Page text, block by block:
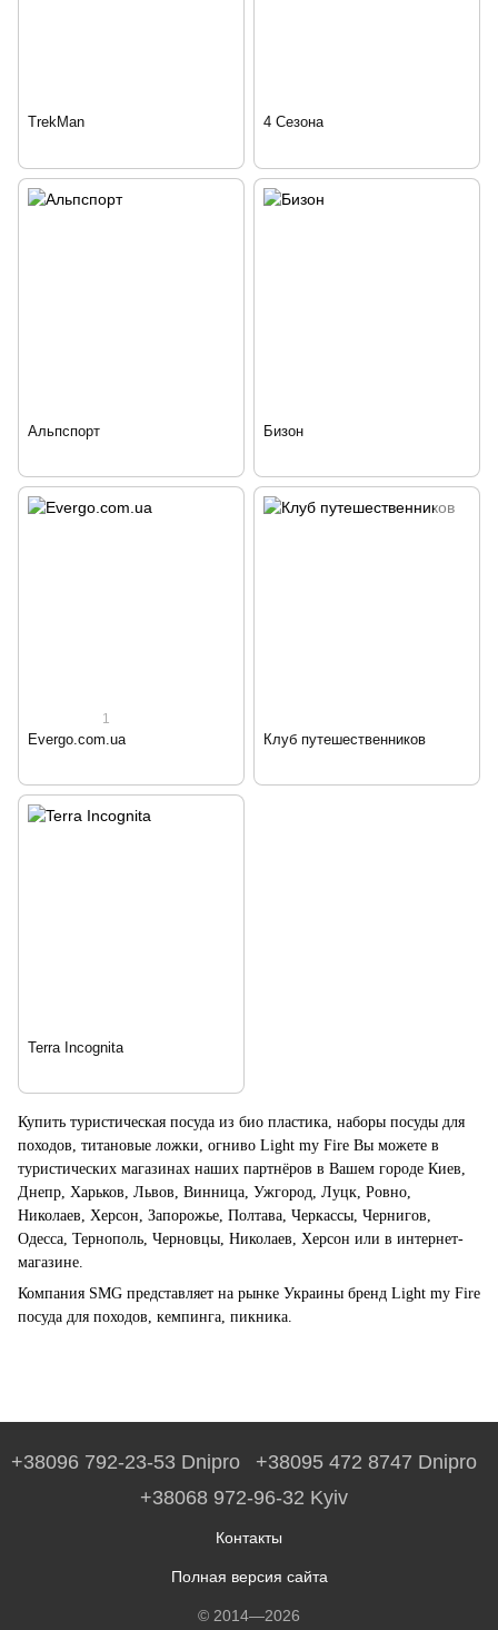
TrekMan 4 Сезона
Альпспорт Бизон
1
Evergo.com.ua Клуб путешественников
Terra Incognita
Купить туристическая посуда из био пластика, наборы посуды для
походов, титановые ложки, огниво Light my Fire Вы можете в
туристических магазинах наших партнёров в Вашем городе Киев,
Днепр, Харьков, Львов, Винница, Ужгород, Луцк, Ровно,
Николаев, Херсон, Запорожье, Полтава, Черкассы, Чернигов,
Одесса, Тернополь, Черновцы, Николаев, Херсон или в интернет-
магазине.
Компания SMG представляет на рынке Украины бренд Light my Fire
посуда для походов, кемпинга, пикника.
+38096 792-23-53 Dnipro
+38095 472 8747 Dnipro
+38068 972-96-32 Kyiv
Контакты
Полная версия сайта
© 2014—2026